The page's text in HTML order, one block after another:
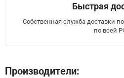
Быстрая
Собственная служба доставки
по всей
Производители: